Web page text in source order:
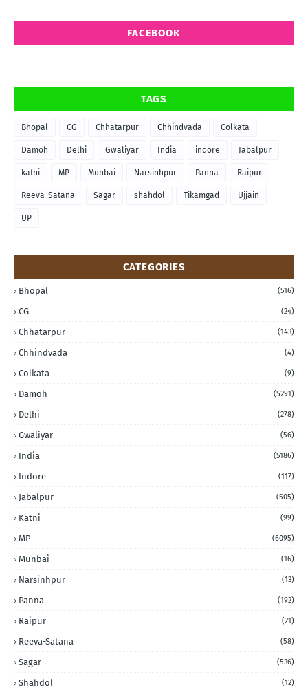
FACEBOOK
TAGS
Bhopal CG Chhatarpur Chhindvada Colkata
Damoh Delhi Gwaliyar India indore Jabalpur
katni MP Munbai Narsinhpur Panna Raipur
Reeva-Satana Sagar shahdol Tikamgad Ujjain
UP
CATEGORIES
Bhopal (516)
CG (24)
Chhatarpur (143)
Chhindvada (4)
Colkata (9)
Damoh (5291)
Delhi (278)
Gwaliyar (56)
India (5186)
Indore (117)
Jabalpur (505)
Katni (99)
MP (6095)
Munbai (16)
Narsinhpur (13)
Panna (192)
Raipur (21)
Reeva-Satana (58)
Sagar (536)
Shahdol (12)